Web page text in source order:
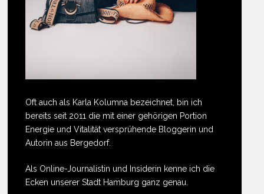
Oft auch als Karla Kolumna bezeichnet, bin ich
bereits seit 2011 die mit einer gehörigen Portion
Energie und Vitalität versprühende Bloggerin und
Autorin aus Bergedorf.
Als Online-Journalistin und Insiderin kenne ich die
Ecken unserer Stadt Hamburg ganz genau.